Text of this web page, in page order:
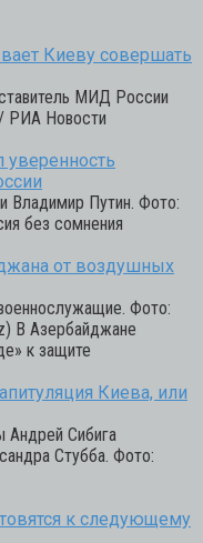
Киеву совершать
МИД России
/ РИА Новости
Владимир Путин. Фото:
без сомнения
от воздушных
Фото:
В Азербайджане
к защите
Киева, или
Андрей Сибига
Стубба. Фото:
к следующему